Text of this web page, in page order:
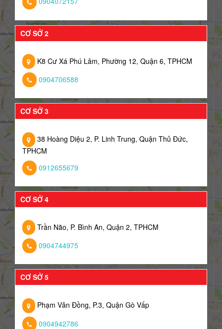
CƠ SỞ 2
K8 Cư Xá Phú Lâm, Phường 12, Quận 6, TPHCM
0904706588
CƠ SỞ 3
38 Hoàng Diệu 2, P. Linh Trung, Quận Thủ Đức,
TPHCM
0912655679
CƠ SỞ 4
Trần Não, P. Bình An, Quận 2, TPHCM
0904744975
CƠ SỞ 5
Phạm Văn Đồng, P.3, Quận Gò Vấp
0904942786